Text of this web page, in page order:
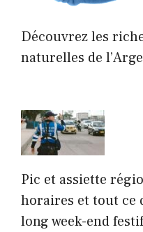
Découvrez les
naturelles de
Pic et assiette
horaires et tout ce
long week-end festif